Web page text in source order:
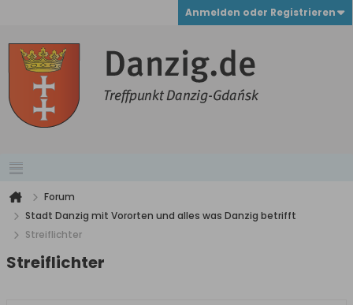
Anmelden oder Registrieren
Forum
Stadt Danzig mit Vororten und alles was Danzig betrifft
Streiflichter
Streiflichter